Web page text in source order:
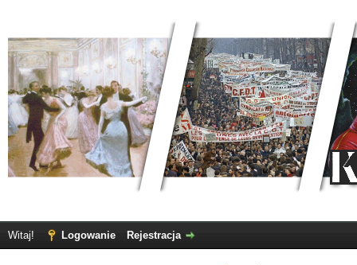
Witaj! Logowanie Rejestracja